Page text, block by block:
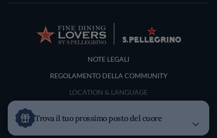
Terms and Conditions
NOTE LEGALI
REGOLAMENTO DELLA COMMUNITY
LOCATION & LANGUAGE
Trova il tuo prossimo posto del cuore